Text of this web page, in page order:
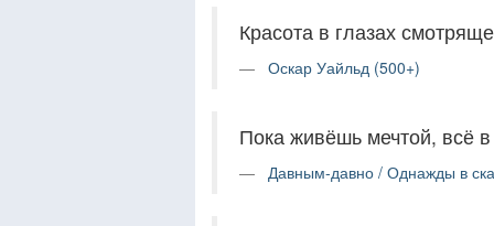
Красота в глазах
Оскар Уайльд (500+)
Пока живёшь мечтой, всё в
Давным-давно / Однажды в